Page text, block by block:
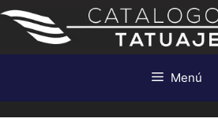
Saltar
contenido
Menú